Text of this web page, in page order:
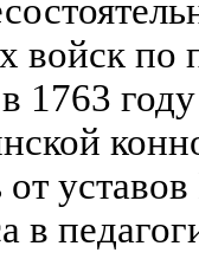
войск по
1763
в